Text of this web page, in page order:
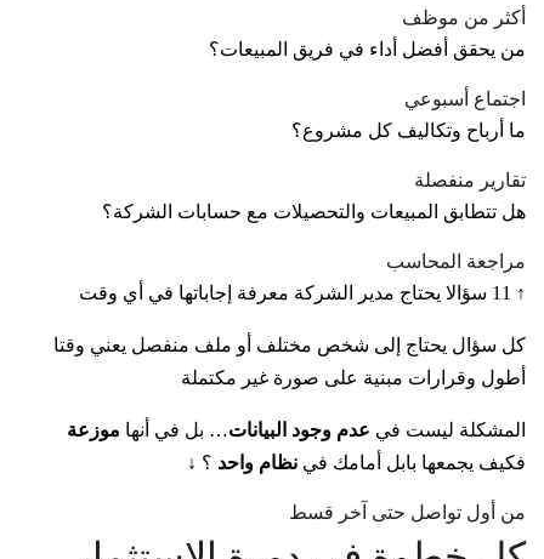
أكثر من موظف
من يحقق أفضل أداء في فريق المبيعات؟
اجتماع أسبوعي
ما أرباح وتكاليف كل مشروع؟
تقارير منفصلة
هل تتطابق المبيعات والتحصيلات مع حسابات الشركة؟
مراجعة المحاسب
↑ 11 سؤالا يحتاج مدير الشركة معرفة إجاباتها في أي وقت
كل سؤال يحتاج إلى شخص مختلف أو ملف منفصل يعني وقتا
أطول وقرارات مبنية على صورة غير مكتملة
المشكلة ليست في عدم وجود البيانات… بل في أنها موزعة
فكيف يجمعها بابل أمامك في نظام واحد ؟ ↓
من أول تواصل حتى آخر قسط